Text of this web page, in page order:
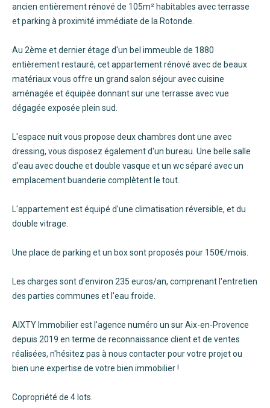
ancien entièrement rénové de 105m² habitables avec terrasse
et parking à proximité immédiate de la Rotonde.
Au 2ème et dernier étage d'un bel immeuble de 1880
entièrement restauré, cet appartement rénové avec de beaux
matériaux vous offre un grand salon séjour avec cuisine
aménagée et équipée donnant sur une terrasse avec vue
dégagée exposée plein sud.
L'espace nuit vous propose deux chambres dont une avec
dressing, vous disposez également d'un bureau. Une belle salle
d'eau avec douche et double vasque et un wc séparé avec un
emplacement buanderie complètent le tout.
L'appartement est équipé d'une climatisation réversible, et du
double vitrage.
Une place de parking et un box sont proposés pour 150€/mois.
Les charges sont d'environ 235 euros/an, comprenant l'entretien
des parties communes et l'eau froide.
AIXTY Immobilier est l'agence numéro un sur Aix-en-Provence
depuis 2019 en terme de reconnaissance client et de ventes
réalisées, n'hésitez pas à nous contacter pour votre projet ou
bien une expertise de votre bien immobilier !
Copropriété de 4 lots.